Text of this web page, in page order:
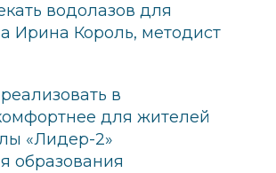
водолазов для
Ирина Король, методист
в
для жителей
«Лидер-2»
образования